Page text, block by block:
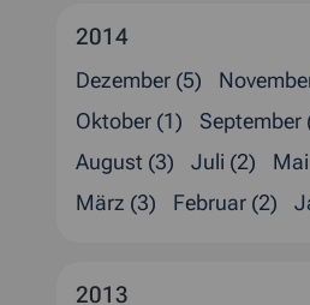
2014
Dezember (5)
Oktober (1)
September
August (3)
Juli (2)
März (3)
Februar (2)
2013